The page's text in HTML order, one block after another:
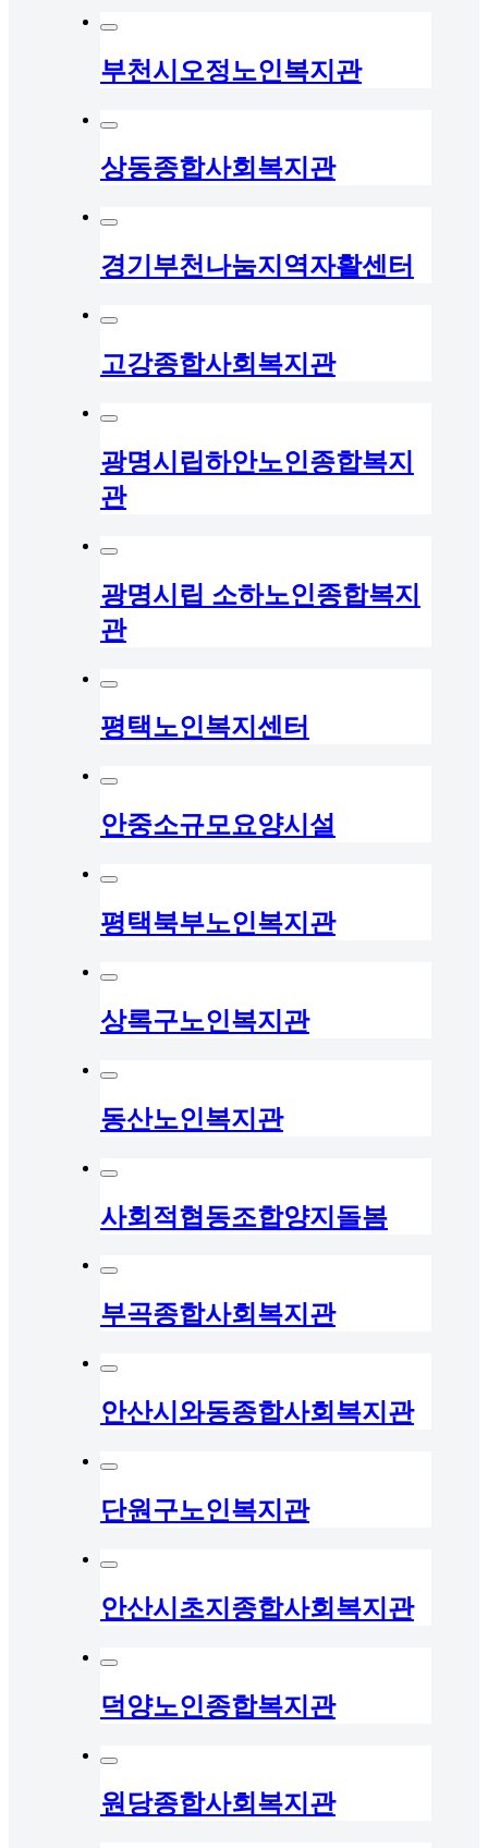
부천시오정노인복지관
상동종합사회복지관
경기부천나눔지역자활센터
고강종합사회복지관
광명시립하안노인종합복지
관
광명시립 소하노인종합복지
관
평택노인복지센터
안중소규모요양시설
평택북부노인복지관
상록구노인복지관
동산노인복지관
사회적협동조합양지돌봄
부곡종합사회복지관
안산시와동종합사회복지관
단원구노인복지관
안산시초지종합사회복지관
덕양노인종합복지관
원당종합사회복지관